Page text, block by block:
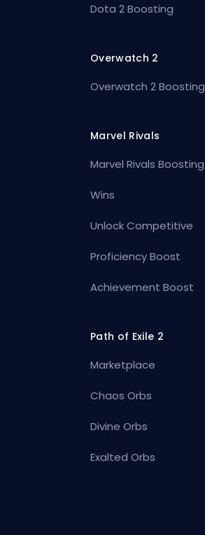
Dota 2 Boosting
Overwatch 2
Overwatch 2 Boosting
Marvel Rivals
Marvel Rivals Boosting
Wins
Unlock Competitive
Proficiency Boost
Achievement Boost
Path of Exile 2
Marketplace
Chaos Orbs
Divine Orbs
Exalted Orbs